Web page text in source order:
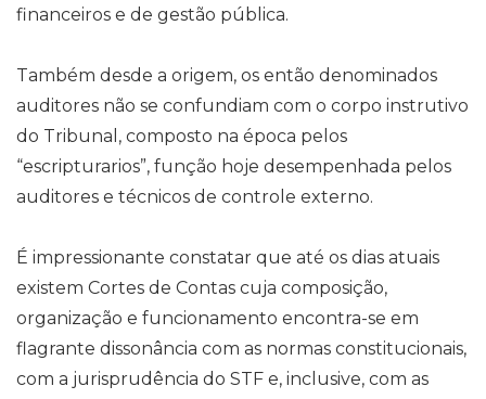
financeiros e de gestão pública.
Também desde a origem, os então denominados
auditores não se confundiam com o corpo instrutivo
do Tribunal, composto na época pelos
“escripturarios”, função hoje desempenhada pelos
auditores e técnicos de controle externo.
É impressionante constatar que até os dias atuais
existem Cortes de Contas cuja composição,
organização e funcionamento encontra-se em
flagrante dissonância com as normas constitucionais,
com a jurisprudência do STF e, inclusive, com as